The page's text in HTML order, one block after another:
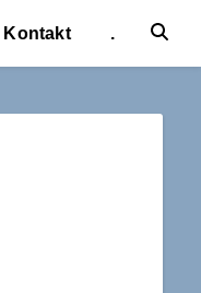
Kontakt .